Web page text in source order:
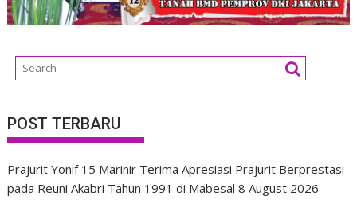
POST TERBARU
Prajurit Yonif 15 Marinir Terima Apresiasi Prajurit Berprestasi
pada Reuni Akabri Tahun 1991 di Mabesal 8 August 2026